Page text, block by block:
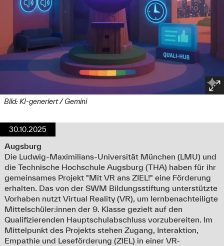
Bild: KI-generiert / Gemini
30.10.2025
Augsburg
Die Ludwig-Maximilians-Universität München (LMU) und
die Technische Hochschule Augsburg (THA) haben für ihr
gemeinsames Projekt "Mit VR ans ZIEL!" eine Förderung
erhalten. Das von der SWM Bildungsstiftung unterstützte
Vorhaben nutzt Virtual Reality (VR), um lernbenachteiligte
Mittelschüler:innen der 9. Klasse gezielt auf den
Qualifizierenden Hauptschulabschluss vorzubereiten. Im
Mittelpunkt des Projekts stehen Zugang, Interaktion,
Empathie und Leseförderung (ZIEL) in einer VR-